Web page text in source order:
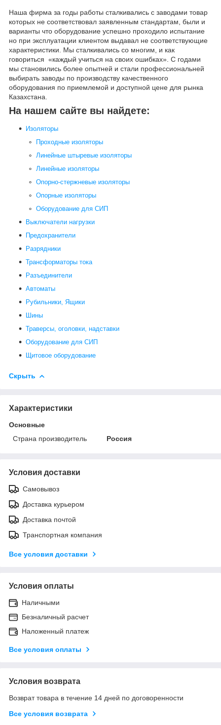
Наша фирма за годы работы сталкивались с заводами товар
которых не соответствовал заявленным стандартам, были и
варианты что оборудование успешно проходило испытание
но при эксплуатации клиентом выдавал не соответствующие
характеристики. Мы сталкивались со многим, и как
говориться «каждый учиться на своих ошибках». С годами
мы становились более опытней и стали профессиональней
выбирать заводы по производству качественного
оборудования по приемлемой и доступной цене для рынка
Казахстана.
На нашем сайте вы найдете:
Изоляторы
Проходные изоляторы
Линейные штыревые изоляторы
Линейные изоляторы
Опорно-стержневые изоляторы
Опорные изоляторы
Оборудование для СИП
Выключатели нагрузки
Предохранители
Разрядники
Трансформаторы тока
Разъединители
Автоматы
Рубильники, Ящики
Шины
Траверсы, оголовки, надставки
Оборудование для СИП
Щитовое оборудование
Скрыть
Характеристики
Основные
Страна производитель
Россия
Условия доставки
Самовывоз
Доставка курьером
Доставка почтой
Транспортная компания
Все условия доставки
Условия оплаты
Наличными
Безналичный расчет
Наложенный платеж
Все условия оплаты
Условия возврата
Возврат товара в течение 14 дней по договоренности
Все условия возврата